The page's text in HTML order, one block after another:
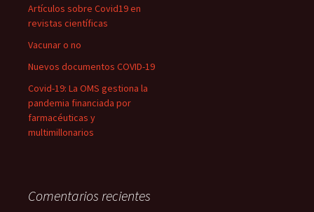
Artículos sobre Covid19 en
revistas científicas
Vacunar o no
Nuevos documentos COVID-19
Covid-19: La OMS gestiona la
pandemia financiada por
farmacéuticas y
multimillonarios
Comentarios recientes